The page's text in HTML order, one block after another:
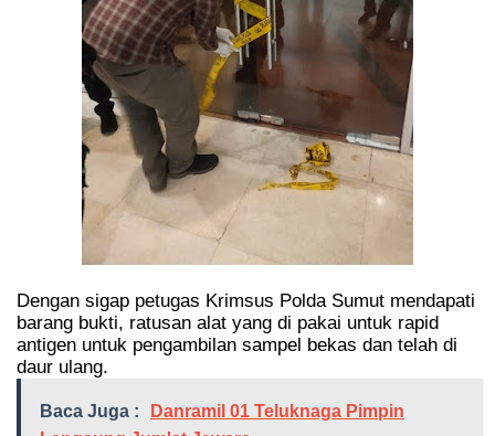
Dengan sigap petugas Krimsus Polda Sumut mendapati
barang bukti, ratusan alat yang di pakai untuk rapid
antigen untuk pengambilan sampel bekas dan telah di
daur ulang.
Baca Juga :
Danramil 01 Teluknaga Pimpin